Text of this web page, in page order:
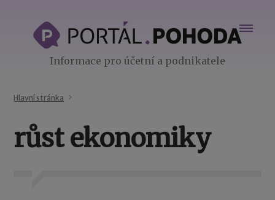
Informace pro účetní a podnikatele
Hlavní stránka
růst ekonomiky